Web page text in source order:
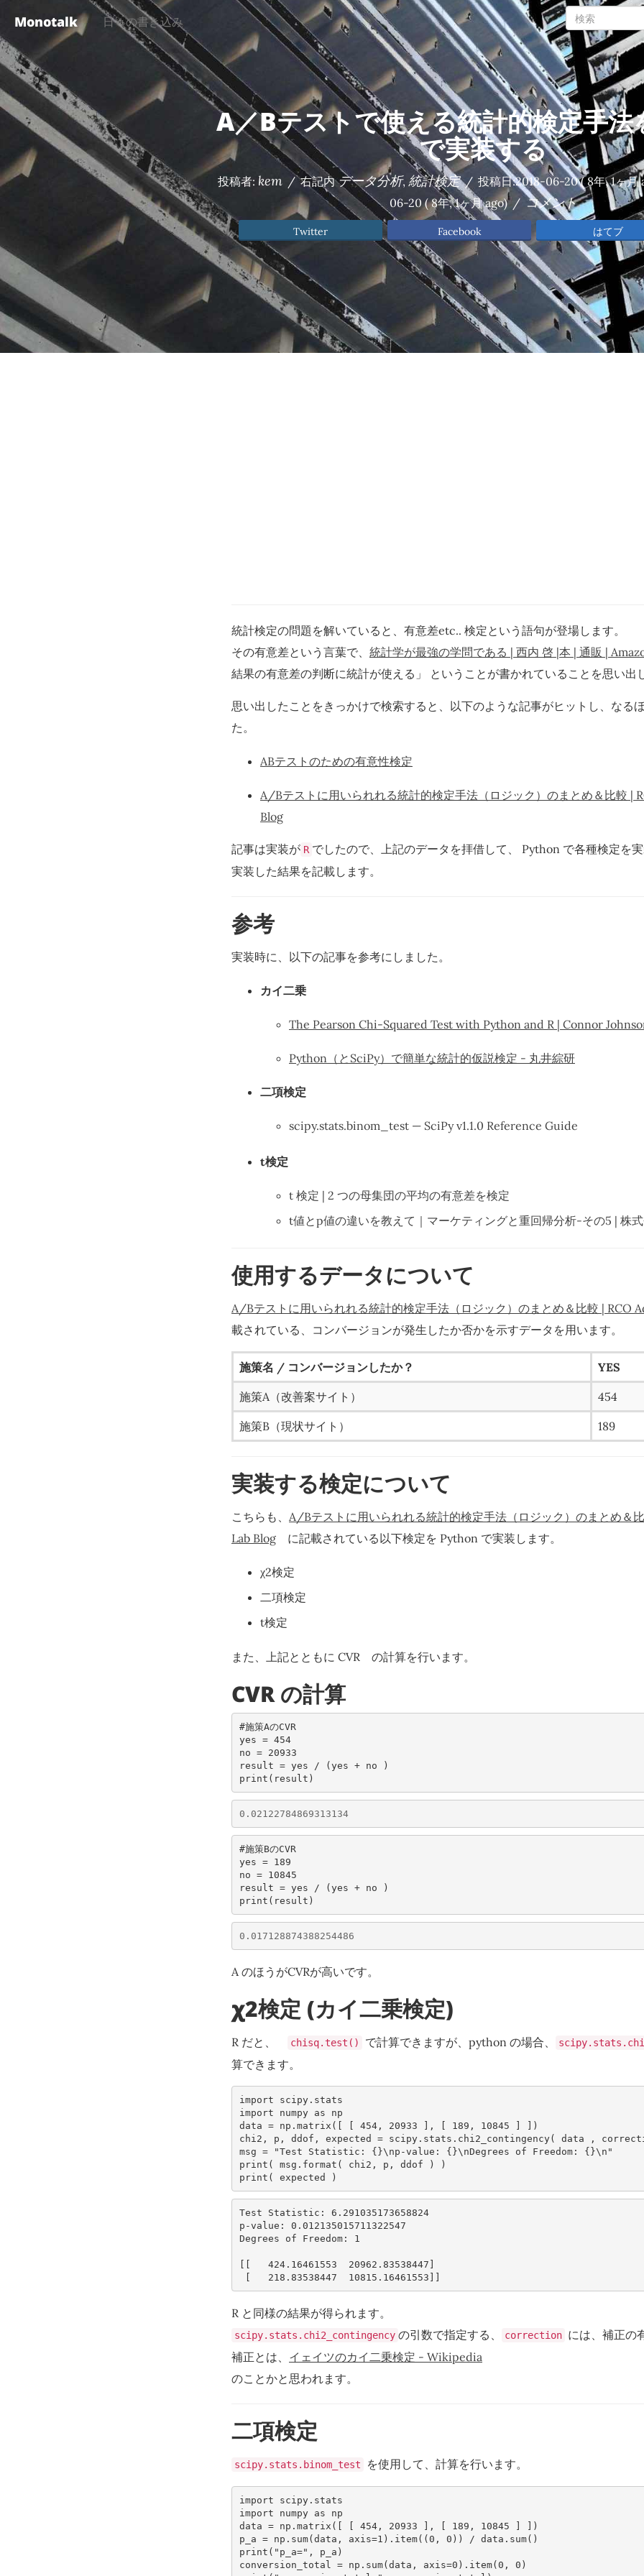
Monotalk 日々の書き込み
A／Bテストで使える統計的検定手
で実装する
投稿者: kem / 右記内データ分析, 統計検定 / 投稿日:2018-06-20( 8年, 1ヶ月
06-20( 8年, 1ヶ月 ago) / コメント
Twitter Facebook はてブ
統計検定の問題を解いていると、有意差etc.. 検定という語句が登場します。
その有意差という言葉で、 統計学が最強の学問である | 西内 啓 |本 | 通販 |
結果の有意差の判断に統計が使える」 ということが書かれていることを思い出
思い出したことをきっかけで検索すると、以下のような記事がヒットし、なる
た。
ABテストのための有意性検定
A/Bテストに用いられれる統計的検定手法（ロジック）のまとめ＆比較 |
Blog
記事は実装が R でしたので、上記のデータを拝借して、 Python で各種検定を実
実装した結果を記載します。
参考
実装時に、以下の記事を参考にしました。
カイ二乗
The Pearson Chi-Squared Test with Python and R | Connor
Python（とSciPy）で簡単な統計的仮説検定 - 丸井綜研
二項検定
scipy.stats.binom_test — SciPy v1.1.0 Reference Guide
t検定
t 検定 | 2 つの母集団の平均の有意差を検定
t値とp値の違いを教えて｜マーケティングと重回帰分析-その5 | 株
使用するデータについて
A/Bテストに用いられれる統計的検定手法（ロジック）のまとめ＆比較 | RCO
載されている、コンバージョンが発生したか否かを示すデータを用います。
施策名 / コンバージョンしたか？ YES
施策A（改善案サイト） 454
施策B（現状サイト） 189
実装する検定について
こちらも、 A/Bテストに用いられれる統計的検定手法（ロジック）のまとめ＆
Lab Blog に記載されている以下検定を Python で実装します。
χ2検定
二項検定
t検定
また、上記とともに CVR の計算を行います。
CVR の計算
#施策AのCVR
yes = 454
no =
20933
result = yes / (yes + no
)
print ( result )
0.02122784869313134
#施策BのCVR
yes =
189
no =
10845
result = yes / (yes + no
)
print ( result )
0.017128874388254486
A のほうがCVRが高いです。
χ2検定 (カイ二乗検定)
R だと、 chisq.test() で計算できますが、python の場合、
算できます。
import
scipy.stats
import
numpy as
np
data = np . matrix ([ [ 454, 20933 ], [ 189 , 10845 ]
])
chi2 , p , ddof , expected = scipy. stats . chi2_contingency( data ,
msg = "Test Statistic: {}\np-value: {}\nDegrees of Freedom: {}\n "
print ( msg . format ( chi2 , p , ddof )
)
print ( expected )
Test Statistic: 6.291035173658824
p-value: 0.012135015711322547
Degrees of Freedom: 1
[[   424.16461553  20962.83538447]
R と同様の結果が得られます。
scipy.stats.chi2_contingency の引数で指定する、 correction には、補正の
補正とは、 イェイツのカイ二乗検定 - Wikipedia
のことかと思われます。
二項検定
scipy.stats.binom_test を使用して、計算を行います。
import
scipy.stats
import
numpy as
np
data = np . matrix ([ [ 454, 20933 ], [ 189 , 10845 ]
])
p_a = np . sum(data , axis=1 ) . item((0 , 0 )) / data . sum()
print ( "p_a=" , p_a )
conversion_total
= np . sum(data , axis=0 ) . item(0 , 0 )